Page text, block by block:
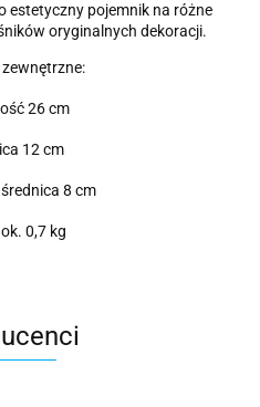
estetyczny pojemnik na różne
oryginalnych dekoracji.
26 cm
12 cm
8 cm
0,7 kg